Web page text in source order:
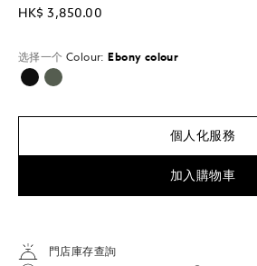
HK$ 3,850.00
选择一个 Colour: Ebony colour
已選擇
個人化服務
加入購物車
門店庫存查詢